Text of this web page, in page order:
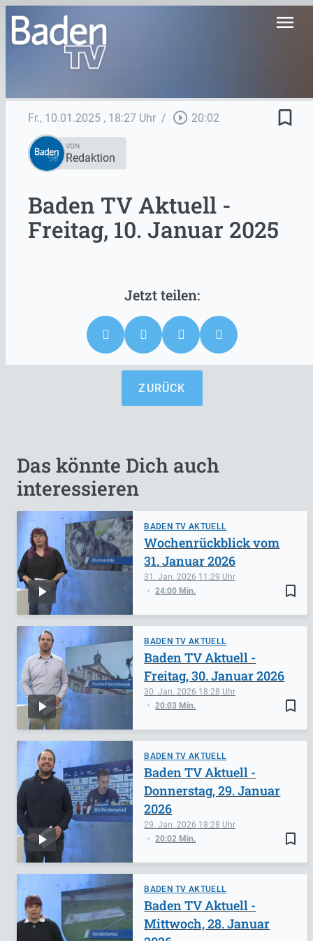
menu
Fr., 10.01.2025 , 18:27 Uhr / play_circle_outline 20:02 bookmark_border
VON
Redaktion
Baden TV Aktuell -
Freitag, 10. Januar 2025
ZURÜCK
Das könnte Dich auch
interessieren
BADEN TV AKTUELL
bookmark_border
31. Jan. 2026 11:29
24:00 Min.
Wochenrückblick vom
31. Januar 2026
BADEN TV AKTUELL
bookmark_border
30. Jan. 2026 18:28
20:03 Min.
Baden TV Aktuell -
Freitag, 30. Januar 2026
BADEN TV AKTUELL
bookmark_border
29. Jan. 2026 18:28
20:02 Min.
Baden TV Aktuell -
Donnerstag, 29. Januar
2026
BADEN TV AKTUELL
Baden TV Aktuell -
Mittwoch, 28. Januar